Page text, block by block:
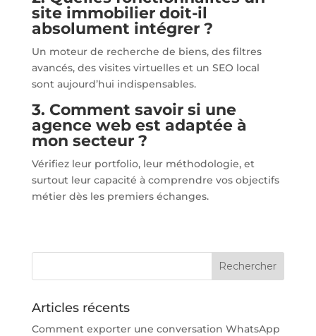
site immobilier doit-il
absolument intégrer ?
Un moteur de recherche de biens, des filtres
avancés, des visites virtuelles et un SEO local
sont aujourd’hui indispensables.
3. Comment savoir si une
agence web est adaptée à
mon secteur ?
Vérifiez leur portfolio, leur méthodologie, et
surtout leur capacité à comprendre vos objectifs
métier dès les premiers échanges.
Articles récents
Comment exporter une conversation WhatsApp